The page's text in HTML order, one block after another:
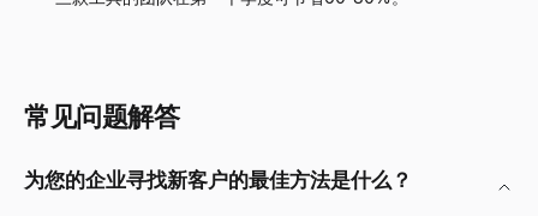
常见问题解答
为您的企业寻找新客户的最佳方法是什么？